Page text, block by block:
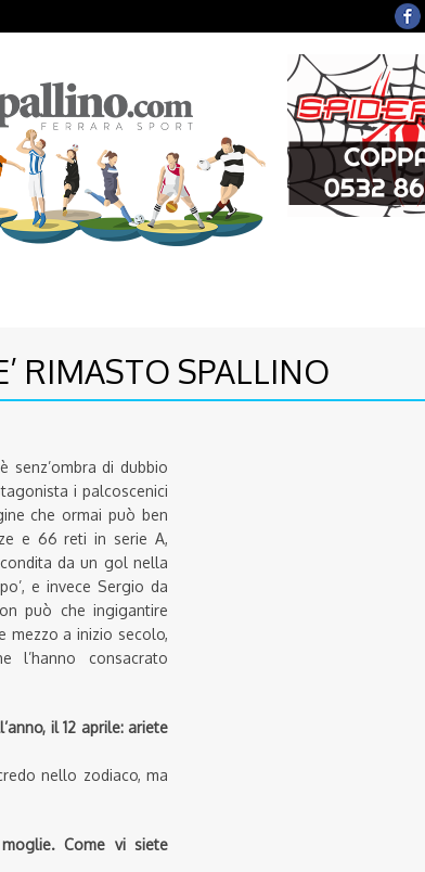
RIMASTO SPALLINO
di dubbio
i palcoscenici
che ormai può ben
e 66 reti in serie A,
da un gol nella
e invece Sergio da
può che ingigantire
mezzo a inizio secolo,
consacrato
il 12 aprile: ariete
nello zodiaco, ma
Come vi siete